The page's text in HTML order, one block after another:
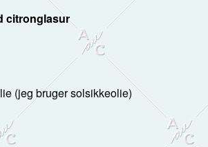
citronglasur
(jeg bruger solsikkeolie)